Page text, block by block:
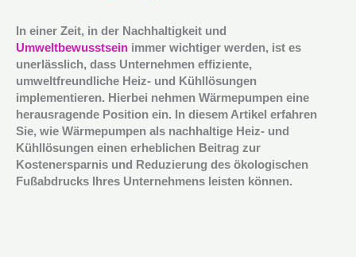
In einer Zeit, in der Nachhaltigkeit und
Umweltbewusstsein immer wichtiger werden, ist es
unerlässlich, dass Unternehmen effiziente,
umweltfreundliche Heiz- und Kühllösungen
implementieren. Hierbei nehmen Wärmepumpen eine
herausragende Position ein. In diesem Artikel erfahren
Sie, wie Wärmepumpen als nachhaltige Heiz- und
Kühllösungen einen erheblichen Beitrag zur
Kostenersparnis und Reduzierung des ökologischen
Fußabdrucks Ihres Unternehmens leisten können.